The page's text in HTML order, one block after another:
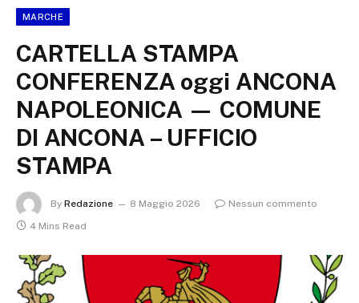
MARCHE
CARTELLA STAMPA
CONFERENZA oggi ANCONA
NAPOLEONICA — COMUNE
DI ANCONA – UFFICIO
STAMPA
By Redazione 8 Maggio 2026
Nessun commento
4 Mins Read